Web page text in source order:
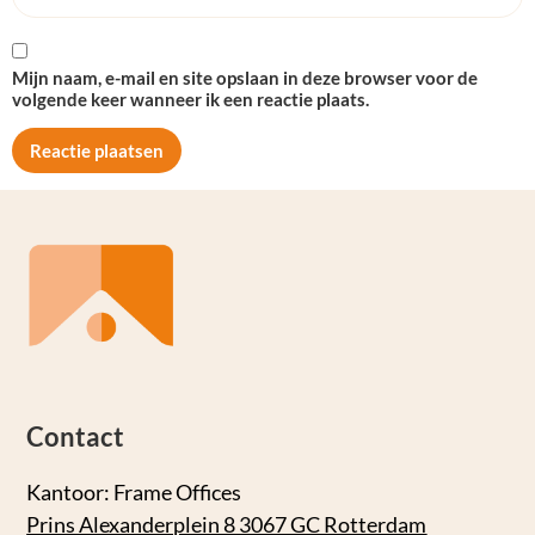
Mijn naam, e-mail en site opslaan in deze browser voor de
volgende keer wanneer ik een reactie plaats.
Contact
Kantoor: Frame Offices
Prins Alexanderplein 8 3067 GC Rotterdam